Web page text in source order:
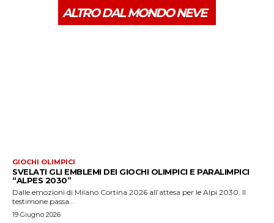
ALTRO DAL MONDO NEVE
GIOCHI OLIMPICI
SVELATI GLI EMBLEMI DEI GIOCHI OLIMPICI E PARALIMPICI
“ALPES 2030”
Dalle emozioni di Milano Cortina 2026 all’attesa per le Alpi 2030. Il
testimone passa...
19 Giugno 2026